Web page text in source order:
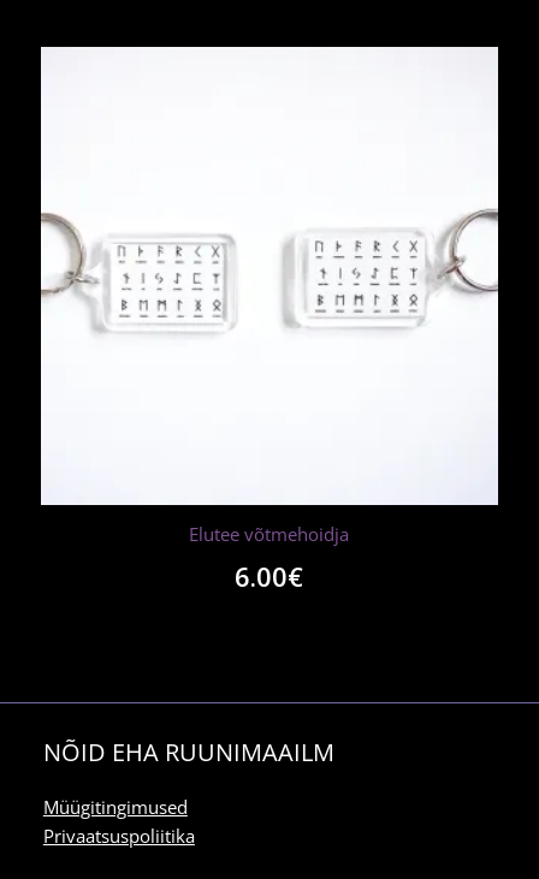
Elutee võtmehoidja
6.00€
NÕID EHA RUUNIMAAILM
Müügitingimused
Privaatsuspoliitika